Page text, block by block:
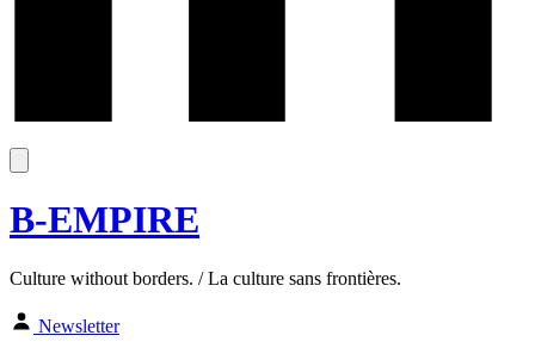
B-EMPIRE
Culture without borders. / La culture sans frontières.
Newsletter